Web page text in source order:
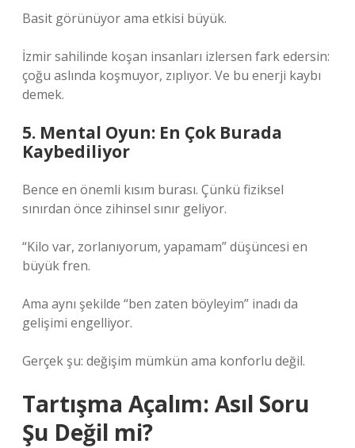
Basit görünüyor ama etkisi büyük.
İzmir sahilinde koşan insanları izlersen fark edersin:
çoğu aslında koşmuyor, zıplıyor. Ve bu enerji kaybı
demek.
5. Mental Oyun: En Çok Burada
Kaybediliyor
Bence en önemli kısım burası. Çünkü fiziksel
sınırdan önce zihinsel sınır geliyor.
“Kilo var, zorlanıyorum, yapamam” düşüncesi en
büyük fren.
Ama aynı şekilde “ben zaten böyleyim” inadı da
gelişimi engelliyor.
Gerçek şu: değişim mümkün ama konforlu değil.
Tartışma Açalım: Asıl Soru
Şu Değil mi?